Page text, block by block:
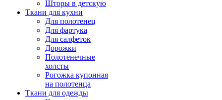
Шторы в детскую
Ткани для кухни
Для полотенец
Для фартука
Для салфеток
Дорожки
Полотенечные
холсты
Рогожка купонная
на полотенца
Ткани для одежды